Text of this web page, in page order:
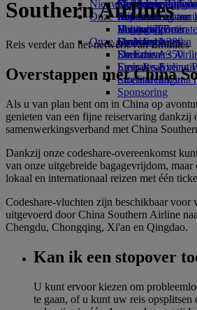
luchthaven
new tab
Drankjes
Onze vloot
Boeing 777
Emirates A380
Emirates A350
Emirates
Stoelindelingen
Kinderspeelgoed
Activiteiten voor
Duurzame
Milieubeleid
Milieurapporten
Onze gemeenschappen
De Emirates
Emirates Airline
external link in a
Sponsoring
Nieuwste bestemmingen
Helsinki
Hangzhou
Da Nang
Shenzhen
Siem Reap
Skywards Rail
Mijlencalculator
Log in bij
Skywards+
Mobiel en de
Een boeking
Verstoorde reis
Over Emirates
Southern Airlines
Reis verder dan het netwerk van Emirates
Overstappen met China
Als u van plan bent om in China op
genieten van een fijne reiservaring dankzij
samenwerkingsverband met China
Dankzij onze codeshare-overeenkomst
van onze uitgebreide bagagevrijdom,
lokaal en internationaal reizen met één
Codeshare-vluchten zijn beschikbaar voor
uitgevoerd door China Southern Airline
Chengdu, Chongqing, Xi'an en Qingdao.
Kan ik een stopover
U kunt ervoor kiezen om
te gaan, of u kunt uw reis opsplitsen